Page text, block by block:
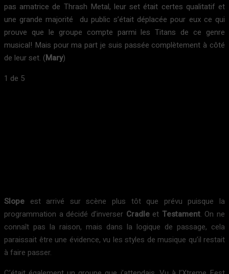
pas amatrice de Thrash Metal, leur set était certes qualitatif et
une grande majorité du public s’était déplacée pour eux ce qui
prouve que le groupe compte parmi les Titans de ce genre
musical! Mais pour ma part je suis passée complètement à côté
de leur set. (Mary)
1 de 5
Slope est arrivé sur scène plus tôt que prévu puisque la
programmation a décidé d’inverser Cradleet Testament. On ne
connaît pas la raison, mais dans la logique de passage, cela
paraissait être une évidence, vu les styles de musique qu’il restait
à faire passer.